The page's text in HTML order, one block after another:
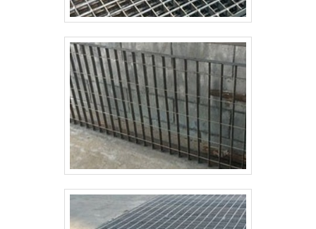
e excelente custo-benefício, detalhes primordiais
que são deixados de lado por muitas empresas que
não focam na fidelização do cliente.Tudo isso e
muito mais são os motivos pelos quais a Paraná
Telas é uma empresa responsável quando se trata
de empresas do segmento de cercamentos em
gradil na área de construção civil. O objetivo é
garantir o que há de melhor para fidelizar os
clientes.GARANTIA DE QUALIDADE
COMPROVADASomente na Paraná Telas existe o que
construção civil. Prezando pelo que há de mais
moderno, traz inovações e variedades em alambrado